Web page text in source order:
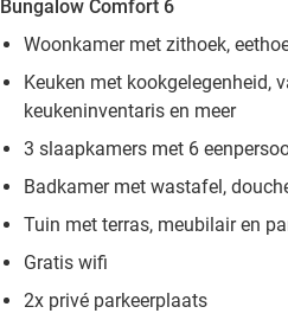
Bungalow Comfort 6
Woonkamer met zithoek,
Keuken met kookgelegenheid,
keukeninventaris en meer
3 slaapkamers met 6
Badkamer met wastafel,
Tuin met terras, meubilair en
Gratis wifi
2x privé parkeerplaats